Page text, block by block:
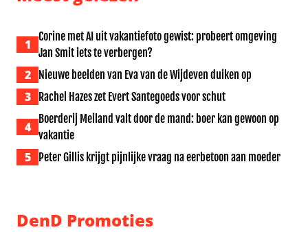
1
Corine met AI uit vakantiefoto gewist: probeert omgeving
Jan Smit iets te verbergen?
2 Nieuwe beelden van Eva van de Wijdeven duiken op
3 Rachel Hazes zet Evert Santegoeds voor schut
4
Boerderij Meiland valt door de mand: boer kan gewoon op
vakantie
5 Peter Gillis krijgt pijnlijke vraag na eerbetoon aan moeder
DenD Promoties